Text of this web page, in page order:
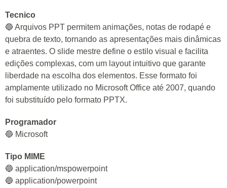
Tecnico
🔵 Arquivos PPT permitem animações, notas de rodapé e
quebra de texto, tornando as apresentações mais dinâmicas
e atraentes. O slide mestre define o estilo visual e facilita
edições complexas, com um layout intuitivo que garante
liberdade na escolha dos elementos. Esse formato foi
amplamente utilizado no Microsoft Office até 2007, quando
foi substituído pelo formato PPTX.
Programador
🔵 Microsoft
Tipo MIME
🔵 application/mspowerpoint
🔵 application/powerpoint